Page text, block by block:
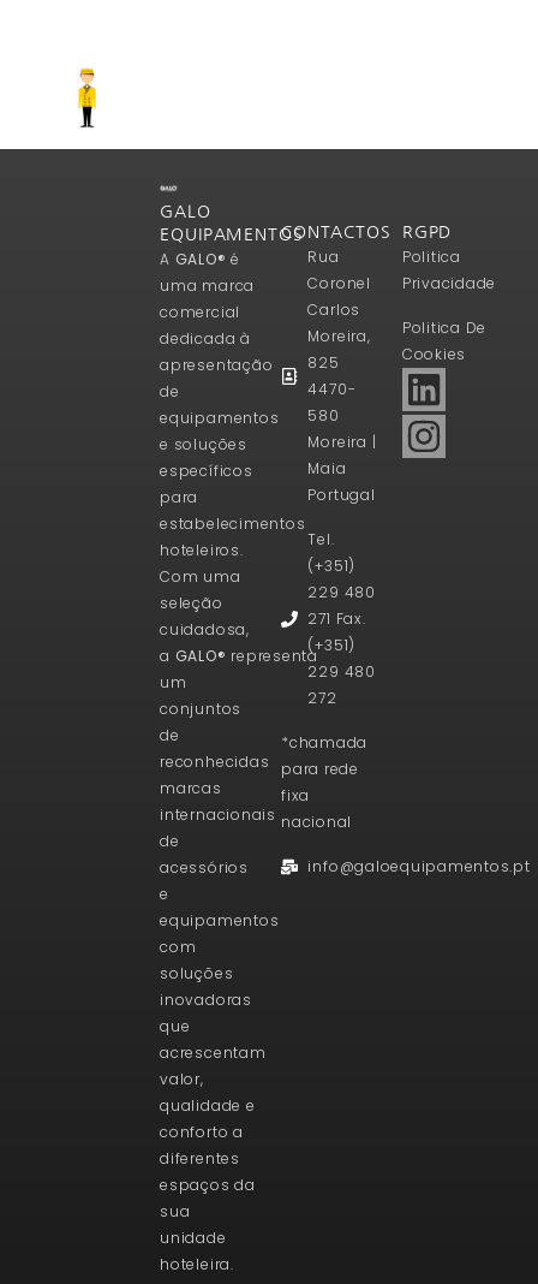
GALO
EQUIPAMENTOS
A GALO® é
uma marca
comercial
dedicada à
apresentação
de
equipamentos
e soluções
específicos
para
estabelecimentos
hoteleiros.
Com uma
seleção
cuidadosa,
a GALO® representa
um
conjuntos
de
reconhecidas
marcas
internacionais
de
acessórios
e
equipamentos
com
soluções
inovadoras
que
acrescentam
valor,
qualidade e
conforto a
diferentes
espaços da
sua
unidade
hoteleira.
CONTACTOS
Rua
Coronel
Carlos
Moreira,
825
4470-
580
Moreira |
Maia
Portugal
Tel.
(+351)
229 480
271 Fax.
(+351)
229 480
272
*chamada
para rede
fixa
nacional
info@galoequipamentos.pt
RGPD
Politica
Privacidade
Politica De
Cookies